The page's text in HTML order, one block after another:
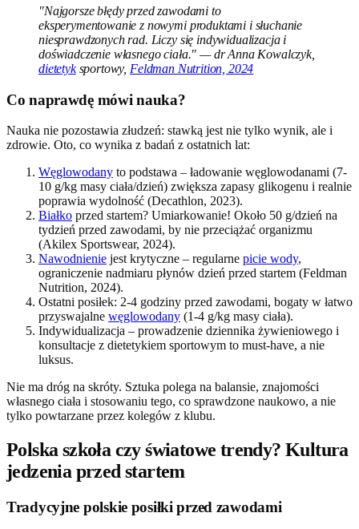
"Najgorsze błędy przed zawodami to
eksperymentowanie z nowymi produktami i słuchanie
niesprawdzonych rad. Liczy się indywidualizacja i
doświadczenie własnego ciała." — dr Anna Kowalczyk,
dietetyksportowy, Feldman Nutrition, 2024
Co naprawdę mówi nauka?
Nauka nie pozostawia złudzeń: stawką jest nie tylko wynik, ale i
zdrowie. Oto, co wynika z badań z ostatnich lat:
Węglowodany to podstawa – ładowanie węglowodanami (7-
10 g/kg masy ciała/dzień) zwiększa zapasy glikogenu i realnie
poprawia wydolność (Decathlon, 2023).
Białko przed startem? Umiarkowanie! Około 50 g/dzień na
tydzień przed zawodami, by nie przeciążać organizmu
(Akilex Sportswear, 2024).
Nawodnienie jest krytyczne – regularne picie wody,
ograniczenie nadmiaru płynów dzień przed startem (Feldman
Nutrition, 2024).
Ostatni posiłek: 2-4 godziny przed zawodami, bogaty w łatwo
przyswajalne węglowodany (1-4 g/kg masy ciała).
Indywidualizacja – prowadzenie dziennika żywieniowego i
konsultacje z dietetykiem sportowym to must-have, a nie
luksus.
Nie ma dróg na skróty. Sztuka polega na balansie, znajomości
własnego ciała i stosowaniu tego, co sprawdzone naukowo, a nie
tylko powtarzane przez kolegów z klubu.
Polska szkoła czy światowe trendy? Kultura
jedzenia przed startem
Tradycyjne polskie posiłki przed zawodami